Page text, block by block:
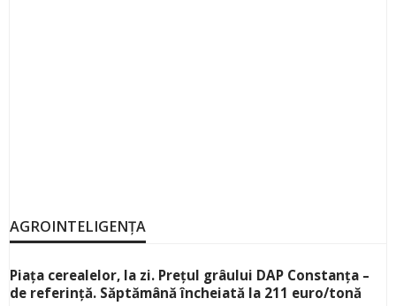
AGROINTELIGENȚA
Piața cerealelor, la zi. Prețul grâului DAP Constanța –
de referință. Săptămână încheiată la 211 euro/tonă